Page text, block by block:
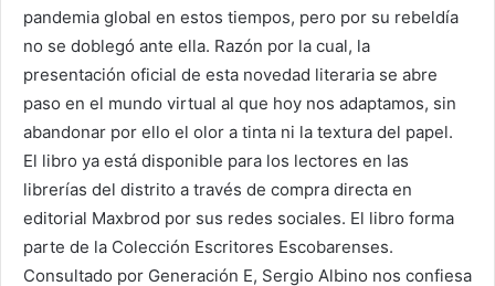
pandemia global en estos tiempos, pero por su rebeldía
no se doblegó ante ella. Razón por la cual, la
presentación oficial de esta novedad literaria se abre
paso en el mundo virtual al que hoy nos adaptamos, sin
abandonar por ello el olor a tinta ni la textura del papel.
El libro ya está disponible para los lectores en las
librerías del distrito a través de compra directa en
editorial Maxbrod por sus redes sociales. El libro forma
parte de la Colección Escritores Escobarenses.
Consultado por Generación E, Sergio Albino nos confiesa